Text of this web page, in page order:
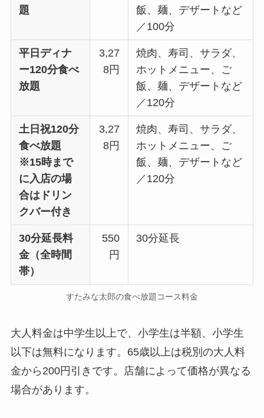
題
飯、麺、デザートなど
／100分
平日ディナ
ー120分食べ
放題
3,27
8円
焼肉、寿司、サラダ、
ホットメニュー、ご
飯、麺、デザートなど
／120分
土日祝120分
食べ放題
※15時まで
に入店の場
合はドリン
クバー付き
3,27
8円
焼肉、寿司、サラダ、
ホットメニュー、ご
飯、麺、デザートなど
／120分
30分延長料
金（全時間
帯）
550
円
30分延長
すたみな太郎の食べ放題コース料金
大人料金は中学生以上で、小学生は半額、小学生
以下は無料になります。65歳以上は税別の大人料
金から200円引きです。店舗によって価格が異なる
場合があります。